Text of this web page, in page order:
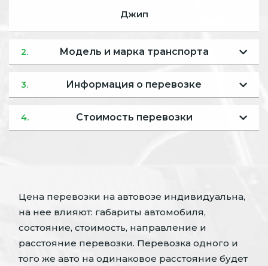
Джип
2. Модель и марка транспорта
3. Информация о перевозке
4. Стоимость перевозки
Цена перевозки на автовозе индивидуальна,
на нее влияют: габариты автомобиля,
состояние, стоимость, направление и
расстояние перевозки. Перевозка одного и
того же авто на одинаковое расстояние будет